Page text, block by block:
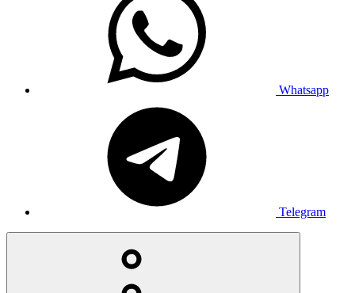
Whatsapp
Telegram